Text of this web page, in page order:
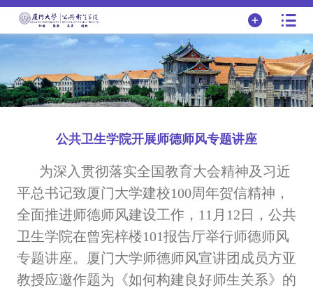
公共卫生学院开展师德师风专题讲座
为深入贯彻落实全国教育大会精神及习近
平总书记致厦门大学建校100周年贺信精神，
全面推进师德师风建设工作， 11 月 12 日，公共
卫生学院在曾宪梓楼101报告厅举行师德师风
专题讲座。厦门大学师德师风宣讲团成员方亚
教授应邀作题为《如何构建良好师生关系》的